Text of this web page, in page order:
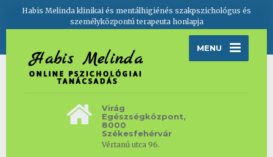
Habis Melinda klinikai és mentálhigiénés szakpszichológus és
személyközpontú terapeuta honlapja
MENU
Virág
Egészségközpont,
8000
Székesfehérvár
Vértanú utca 96.